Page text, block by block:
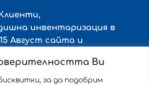
Ви
за да подобрим
инвентаризация в
Август сайта и
няма да се изпращат